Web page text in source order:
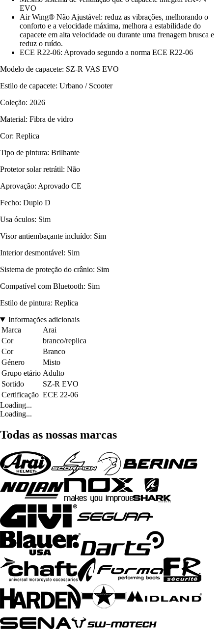
EVO
Air Wing® Não Ajustável: reduz as vibrações, melhorando o
conforto e a velocidade máxima, melhora a estabilidade do
capacete em alta velocidade ou durante uma frenagem brusca e
reduz o ruído.
ECE R22-06: Aprovado segundo a norma ECE R22-06
Modelo de capacete: SZ-R VAS EVO
Estilo de capacete: Urbano / Scooter
Coleção: 2026
Material: Fibra de vidro
Cor: Replica
Tipo de pintura: Brilhante
Protetor solar retrátil: Não
Aprovação: Aprovado CE
Fecho: Duplo D
Usa óculos: Sim
Visor antiembaçante incluído: Sim
Interior desmontável: Sim
Sistema de proteção do crânio: Sim
Compatível com Bluetooth: Sim
Estilo de pintura: Replica
Informações adicionais
Marca
Arai
Cor
branco/replica
Cor
Branco
Género
Misto
Grupo etário Adulto
Sortido
SZ-R EVO
Certificação ECE 22-06
Loading...
Loading...
Todas as nossas marcas